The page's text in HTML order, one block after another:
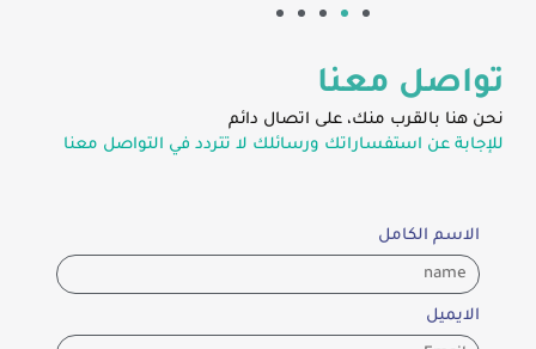
تواصل معنا
نحن هنا بالقرب منك، على اتصال دائم
للإجابة عن استفساراتك ورسائلك لا تتردد في التواصل معنا
الاسم الكامل
الايميل